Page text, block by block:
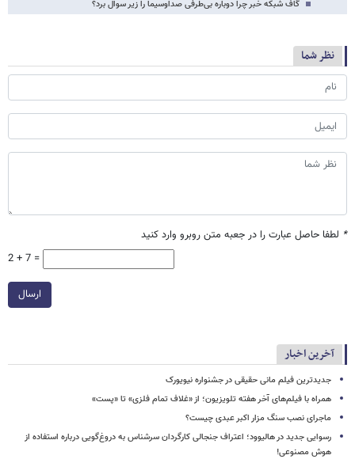
گاف شبکه خبر چرا دوباره بی‌طرفی صداوسیما را زیر سوال برد؟
نظر شما
* لطفا حاصل عبارت را در جعبه متن روبرو وارد کنید
2 + 7 =
ارسال
آخرین اخبار
جدیدترین فیلم مانی حقیقی در جشنواره نیویورک
همراه با فیلم‌های آخر هفته تلویزیون؛ از «غلاف تمام فلزی» تا «پست»
ماجرای نصب سنگ مزار اکبر عبدی چیست؟
رسوایی جدید در هالیوود؛ اعتراف جنجالی کارگردان سرشناس به دروغ‌گویی درباره استفاده از
هوش مصنوعی!